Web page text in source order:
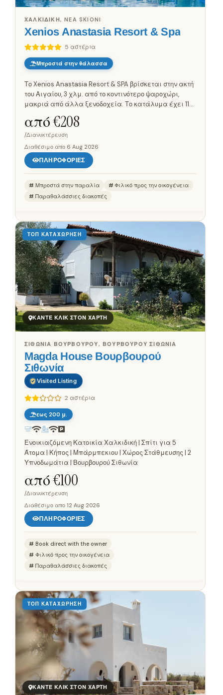
Xenios Anastasia Resort & Spa
5 αστέρια
ΧΑΛΚΙΔΙΚΉ, NEA SKIONI
Μπροστά στην θάλασσα
Το Xenios Anastasia Resort & SPA βρίσκεται στην ακτή
του Αιγαίου, 3 χλμ. από το κοντινότερο ψαροχώρι,
μακριά από άλλα ξενοδοχεία. Το κατάλυμα έχει 115
ευρύχωρα και άνετα δωμάτια σε διάφορες
κατηγορίες. Μπορείς να...
από €208
/Διανυκτέρευση
Διαθέσιμο απο 6 Aug 2026
ΠΛΗΡΟΦΟΡΊΕΣ
Μπροστά στην παραλία
Φιλικό προς την οικογένεια
Παραθαλάσσιες διακοπές
ΤΟΠ ΚΑΤΑΧΏΡΗΣΗ
ΚΆΝΤΕ ΚΛΙΚ ΣΤΟΝ ΧΆΡΤΗ
Magda House Βουρβουρού
Σιθωνία
Visited Listing
2 αστέρια
ΣΙΘΩΝΊΑ ΒΟΥΡΒΟΎΡΟΥ, ΒΟΥΡΒΟΥΡΟΎ ΣΙΘΩΝΊΑ
εως 200 μ.
Ενοικιαζόμενη Κατοικία Χαλκιδική | Σπίτι για 5
Άτομα | Κήπος | Μπάρμπεκιου | Χώρος Στάθμευσης | 2
Υπνοδωμάτια | Βουρβουρού Σιθωνία
από €100
/Διανυκτέρευση
Διαθέσιμο απο 12 Aug 2026
ΠΛΗΡΟΦΟΡΊΕΣ
Book direct with the owner
Φιλικό προς την οικογένεια
Παραθαλάσσιες διακοπές
ΤΟΠ ΚΑΤΑΧΏΡΗΣΗ
ΚΆΝΤΕ ΚΛΙΚ ΣΤΟΝ ΧΆΡΤΗ